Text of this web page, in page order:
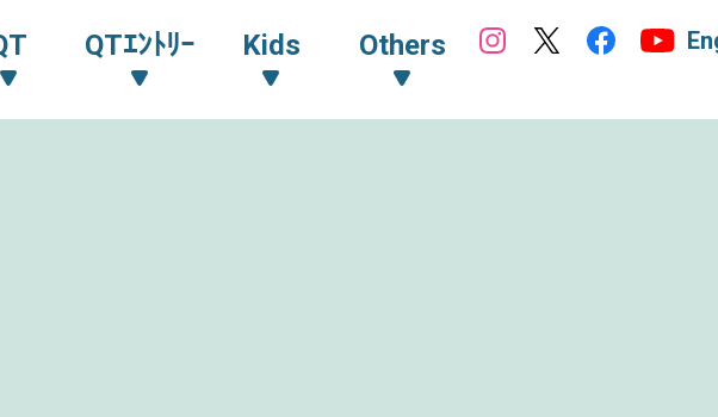
QTｴﾝﾄﾘｰ Kids Others